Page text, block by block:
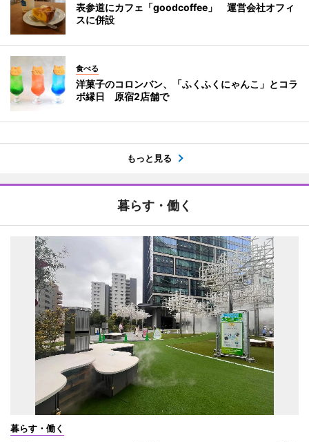
表参道にカフェ「goodcoffee」 運営会社オフィ
スに併設
食べる
洋菓子のコロンバン、「ふくふくにゃんこ」とコラ
ボ縁日 原宿2店舗で
もっと見る
暮らす・働く
暮らす・働く